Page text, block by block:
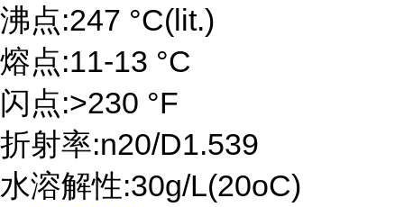
沸点:247 °C(lit.)
熔点:11-13 °C
闪点:>230 °F
折射率:n20/D1.539
水溶解性:30g/L(20oC)